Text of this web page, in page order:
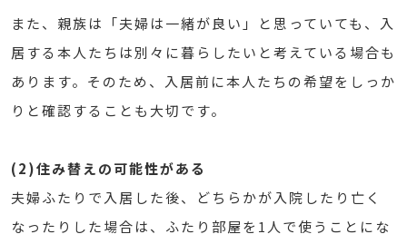
また、親族は「夫婦は一緒が良い」と思っていても、入
居する本人たちは別々に暮らしたいと考えている場合も
あります。そのため、入居前に本人たちの希望をしっか
りと確認することも大切です。
(2)住み替えの可能性がある
夫婦ふたりで入居した後、どちらかが入院したり亡く
なったりした場合は、ふたり部屋を1人で使うことにな